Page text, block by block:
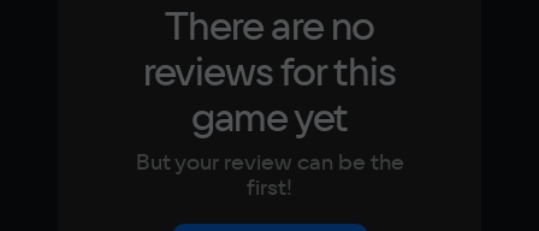
DirectX(R): 10, Звуковая карта: совместимая
There are no
reviews for this
game yet
But your review can be the
first!